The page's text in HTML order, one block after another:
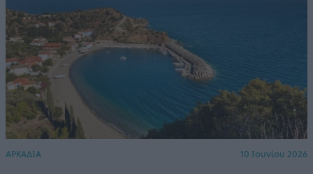
ΑΡΚΑΔΙΑ 10 Ιουνίου 2026